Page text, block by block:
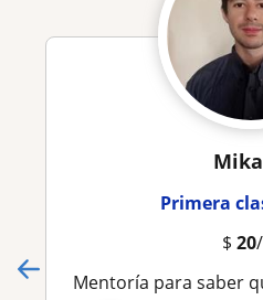
Primera
$ 20
Mentoría para saber que hacer